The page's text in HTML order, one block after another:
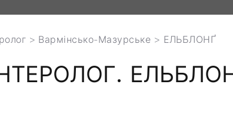
> Вармінсько-Мазурське > ЕЛЬБЛОНҐ